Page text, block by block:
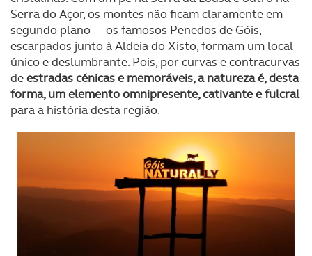
Serra do Açor, os montes não ficam claramente em
segundo plano — os famosos Penedos de Góis,
escarpados junto à Aldeia do Xisto, formam um local
único e deslumbrante. Pois, por curvas e contracurvas
deestradas cénicas e memoráveis, a natureza é, desta
forma, um elemento omnipresente, cativante e fulcral
para a história desta região.